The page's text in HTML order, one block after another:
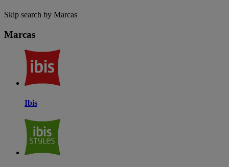
Skip search by Marcas
Marcas
Ibis